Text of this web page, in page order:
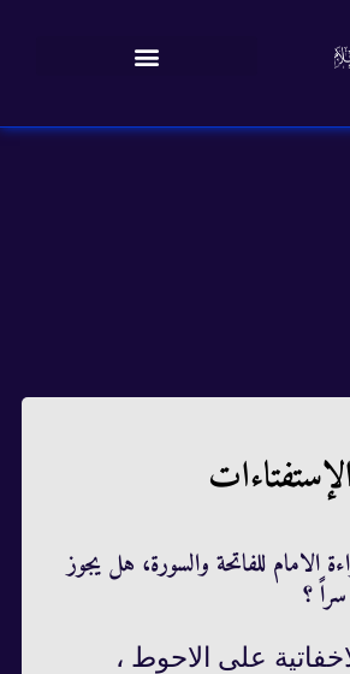
الامام للفاتحة والسورة، هل يجوز
سراً ؟
على الاحوط ،